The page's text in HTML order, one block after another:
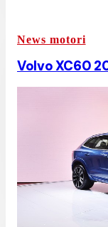
News motori
Volvo XC60